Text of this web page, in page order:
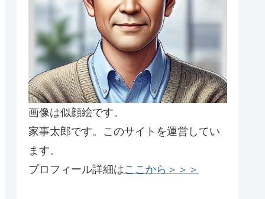
画像は似顔絵です。
家事太郎です。このサイトを運営してい
ます。
プロフィール詳細はここから＞＞＞